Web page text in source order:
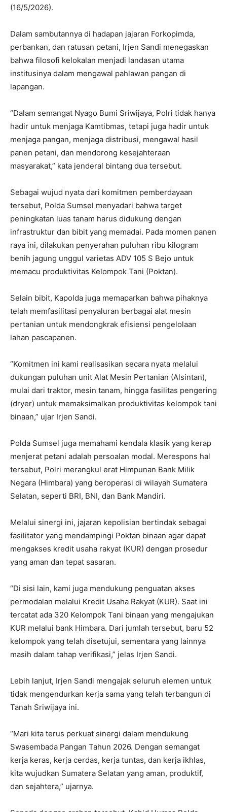
(16/5/2026).
Dalam sambutannya di hadapan jajaran Forkopimda,
perbankan, dan ratusan petani, Irjen Sandi menegaskan
bahwa filosofi kelokalan menjadi landasan utama
institusinya dalam mengawal pahlawan pangan di
lapangan.
“Dalam semangat Nyago Bumi Sriwijaya, Polri tidak hanya
hadir untuk menjaga Kamtibmas, tetapi juga hadir untuk
menjaga pangan, menjaga distribusi, mengawal hasil
panen petani, dan mendorong kesejahteraan
masyarakat,” kata jenderal bintang dua tersebut.
Sebagai wujud nyata dari komitmen pemberdayaan
tersebut, Polda Sumsel menyadari bahwa target
peningkatan luas tanam harus didukung dengan
infrastruktur dan bibit yang memadai. Pada momen panen
raya ini, dilakukan penyerahan puluhan ribu kilogram
benih jagung unggul varietas ADV 105 S Bejo untuk
memacu produktivitas Kelompok Tani (Poktan).
Selain bibit, Kapolda juga memaparkan bahwa pihaknya
telah memfasilitasi penyaluran berbagai alat mesin
pertanian untuk mendongkrak efisiensi pengelolaan
lahan pascapanen.
“Komitmen ini kami realisasikan secara nyata melalui
dukungan puluhan unit Alat Mesin Pertanian (Alsintan),
mulai dari traktor, mesin tanam, hingga fasilitas pengering
(dryer) untuk memaksimalkan produktivitas kelompok tani
binaan,” ujar Irjen Sandi.
Polda Sumsel juga memahami kendala klasik yang kerap
menjerat petani adalah persoalan modal. Merespons hal
tersebut, Polri merangkul erat Himpunan Bank Milik
Negara (Himbara) yang beroperasi di wilayah Sumatera
Selatan, seperti BRI, BNI, dan Bank Mandiri.
Melalui sinergi ini, jajaran kepolisian bertindak sebagai
fasilitator yang mendampingi Poktan binaan agar dapat
mengakses kredit usaha rakyat (KUR) dengan prosedur
yang aman dan tepat sasaran.
“Di sisi lain, kami juga mendukung penguatan akses
permodalan melalui Kredit Usaha Rakyat (KUR). Saat ini
tercatat ada 320 Kelompok Tani binaan yang mengajukan
KUR melalui bank Himbara. Dari jumlah tersebut, baru 52
kelompok yang telah disetujui, sementara yang lainnya
masih dalam tahap verifikasi,” jelas Irjen Sandi.
Lebih lanjut, Irjen Sandi mengajak seluruh elemen untuk
tidak mengendurkan kerja sama yang telah terbangun di
Tanah Sriwijaya ini.
“Mari kita terus perkuat sinergi dalam mendukung
Swasembada Pangan Tahun 2026. Dengan semangat
kerja keras, kerja cerdas, kerja tuntas, dan kerja ikhlas,
kita wujudkan Sumatera Selatan yang aman, produktif,
dan sejahtera,” ujarnya.